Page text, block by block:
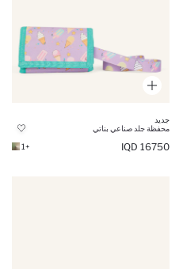
جديد
محفظة جلد صناعي بناتي
16750 IQD
+1